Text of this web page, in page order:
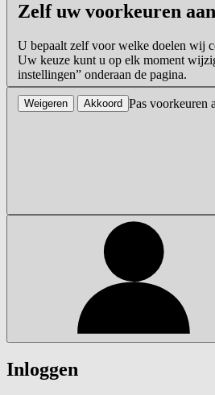
Inloggen
Zelf uw voorkeuren
U bepaalt zelf voor welke doelen wij
Uw keuze kunt u op elk moment
instellingen” onderaan de pagina.
Pas voorkeuren
Weigeren Akkoord